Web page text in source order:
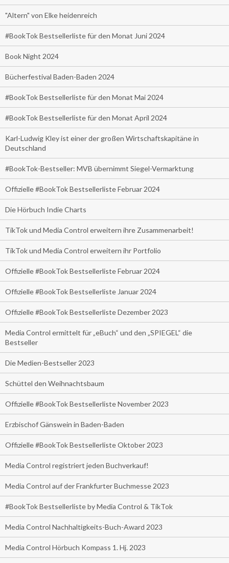
"Altern" von Elke heidenreich
#BookTok Bestsellerliste für den Monat Juni 2024
Book Night 2024
Bücherfestival Baden-Baden 2024
#BookTok Bestsellerliste für den Monat Mai 2024
#BookTok Bestsellerliste für den Monat April 2024
Karl-Ludwig Kley ist einer der großen Wirtschaftskapitäne in
Deutschland
#BookTok-Bestseller: MVB übernimmt Siegel-Vermarktung
Offizielle #BookTok Bestsellerliste Februar 2024
Die Hörbuch Indie Charts
TikTok und Media Control erweitern ihre Zusammenarbeit!
TikTok und Media Control erweitern ihr Portfolio
Offizielle #BookTok Bestsellerliste Februar 2024
Offizielle #BookTok Bestsellerliste Januar 2024
Offizielle #BookTok Bestsellerliste Dezember 2023
Media Control ermittelt für „eBuch“ und den „SPIEGEL“ die
Bestseller
Die Medien-Bestseller 2023
Schüttel den Weihnachtsbaum
Offizielle #BookTok Bestsellerliste November 2023
Erzbischof Gänswein in Baden-Baden
Offizielle #BookTok Bestsellerliste Oktober 2023
Media Control registriert jeden Buchverkauf!
Media Control auf der Frankfurter Buchmesse 2023
#BookTok Bestsellerliste by Media Control & TikTok
Media Control Nachhaltigkeits-Buch-Award 2023
Media Control Hörbuch Kompass 1. Hj. 2023